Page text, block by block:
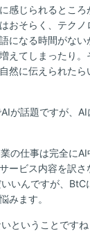
感じられるところ
おそらく、テクノ
になる時間がな
えてしまったり。
然に伝えられたら
が話題ですが、
の仕事は完全に
ービス内容を訳さ
いんですが、BtC
みます。
ということですね